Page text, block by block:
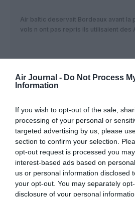
Air Journal - Do Not Process
Information
If you wish to opt-out of the sale,
processing of your personal or
targeted advertising by us, please
section to confirm your selection.
opt-out request is processed you
interest-based ads based on
us or personal information disclosed
your opt-out. You may separately
disclosure of your personal
Air baltic deservait Bordeaux avant la
vols n ont pas repris ils utilisaient des
FAIRE UN
Appel aux
Soutenez Air Journal